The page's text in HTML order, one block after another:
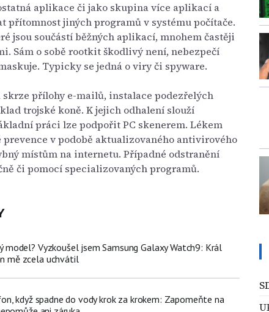
aplikace či jako skupina více aplikací a
přítomnost jiných programů v systému počítače.
jsou součástí běžných aplikací, mnohem častěji
Sám o sobě rootkit škodlivý není, nebezpečí
Typicky se jedná o viry či spyware.
skrze přílohy e-mailů, instalace podezřelých
trojské koně. K jejich odhalení slouží
práci lze podpořit PC skenerem. Lékem
v podobě aktualizovaného antivirového
místům na internetu. Případné odstranění
či pomocí specializovaných programů.
model? Vyzkoušel jsem Samsung Galaxy Watch9: Král
mě zcela uchvátil
když spadne do vody krok za krokem: Zapomeňte na